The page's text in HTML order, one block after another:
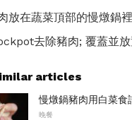
放在蔬菜頂部的慢燉鍋
去除豬肉; 覆蓋並放
articles
慢燉鍋豬肉用白菜食
晚餐